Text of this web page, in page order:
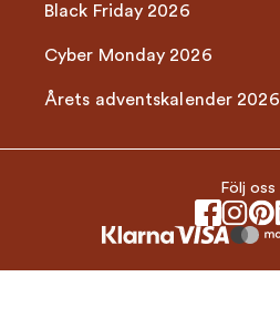
Black Friday 2026
Cyber Monday 2026
Årets adventskalender 2026
Följ oss